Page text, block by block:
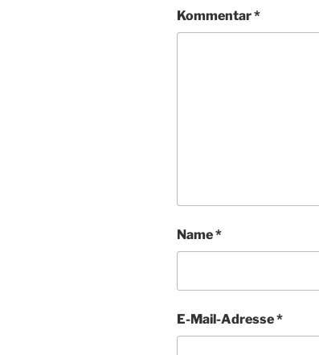
Kommentar*
Name*
E-Mail-Adresse*